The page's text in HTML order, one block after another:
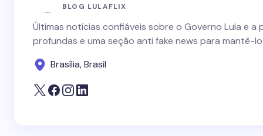
BLOG LULAFLIX
Últimas notícias confiáveis sobre o Governo Lula e
profundas e uma seção anti fake news para mantê-
Brasília, Brasil